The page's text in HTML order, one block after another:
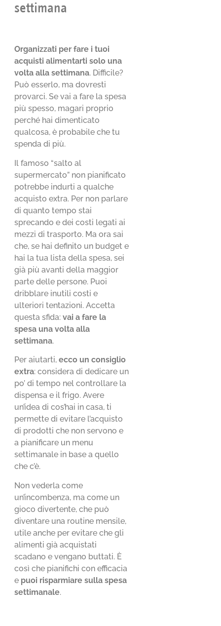
settimana
Organizzati per fare i tuoi
acquisti alimentarti solo una
volta alla settimana. Difficile?
Può esserlo, ma dovresti
provarci. Se vai a fare la spesa
più spesso, magari proprio
perché hai dimenticato
qualcosa, è probabile che tu
spenda di più.
Il famoso “salto al
supermercato” non pianificato
potrebbe indurti a qualche
acquisto extra. Per non parlare
di quanto tempo stai
sprecando e dei costi legati ai
mezzi di trasporto. Ma ora sai
che, se hai definito un budget e
hai la tua lista della spesa, sei
già più avanti della maggior
parte delle persone. Puoi
dribblare inutili costi e
ulteriori tentazioni. Accetta
questa sfida:vai a fare la
spesa una volta alla
settimana.
Per aiutarti,ecco un consiglio
extra: considera di dedicare un
po’ di tempo nel controllare la
dispensa e il frigo. Avere
un’idea di cos’hai in casa, ti
permette di evitare l’acquisto
di prodotti che non servono e
a pianificare un menu
settimanale in base a quello
che c’è.
Non vederla come
un’incombenza, ma come un
gioco divertente, che può
diventare una routine mensile,
utile anche per evitare che gli
alimenti già acquistati
scadano e vengano buttati. È
così che pianifichi con efficacia
e puoi risparmiare sulla spesa
settimanale.